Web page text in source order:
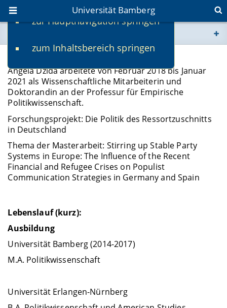
zur Hauptnavigation springen
zum Inhaltsbereich springen
Universität Bamberg
www.uni-bamberg.de
univis.uni-bamberg.de
fis.uni-bamberg.de
Angela Dzida
Angela Dzida arbeitete von Februar 2018 bis Januar
2021 als Wissenschaftliche Mitarbeiterin und
Doktorandin an der Professur für Empirische
Politikwissenschaft.
Forschungsprojekt: Die Politik des Ressortzuschnitts
in Deutschland
Thema der Masterarbeit: Stirring up Stable Party
Systems in Europe: The Influence of the Recent
Financial and Refugee Crises on Populist
Communication Strategies in Germany and Spain
Lebenslauf (kurz):
Ausbildung
Universität Bamberg (2014-2017)
M.A. Politikwissenschaft
Universität Erlangen-Nürnberg